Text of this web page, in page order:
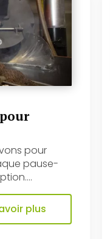
pour
pause-
plus